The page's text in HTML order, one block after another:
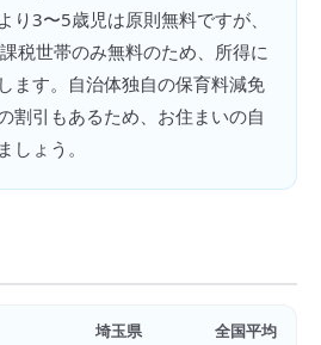
り3〜5歳児は原則無料ですが、
税世帯のみ無料のため、所得に
ます。自治体独自の保育料減免
割引もあるため、お住まいの自
しょう。
埼玉県 全国平均